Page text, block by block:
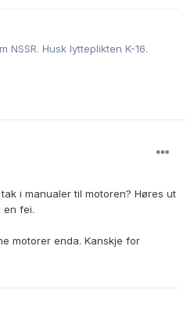
NSSR. Husk lytteplikten K-16.
i manualer til motoren? Høres ut
en fei.
motorer enda. Kanskje for